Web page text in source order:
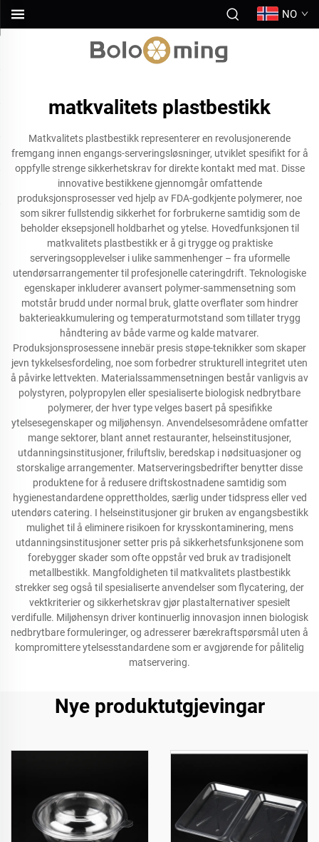
NO
matkvalitets plastbestikk
Matkvalitets plastbestikk representerer en revolusjonerende
fremgang innen engangs-serveringsløsninger, utviklet spesifikt for å
oppfylle strenge sikkerhetskrav for direkte kontakt med mat. Disse
innovative bestikkene gjennomgår omfattende
produksjonsprosesser ved hjelp av FDA-godkjente polymerer, noe
som sikrer fullstendig sikkerhet for forbrukerne samtidig som de
beholder eksepsjonell holdbarhet og ytelse. Hovedfunksjonen til
matkvalitets plastbestikk er å gi trygge og praktiske
serveringsopplevelser i ulike sammenhenger – fra uformelle
utendørsarrangementer til profesjonelle cateringdrift. Teknologiske
egenskaper inkluderer avansert polymer-sammensetning som
motstår brudd under normal bruk, glatte overflater som hindrer
bakterieakkumulering og temperaturmotstand som tillater trygg
håndtering av både varme og kalde matvarer.
Produksjonsprosessene innebär presis støpe-teknikker som skaper
jevn tykkelsesfordeling, noe som forbedrer strukturell integritet uten
å påvirke lettvekten. Materialssammensetningen består vanligvis av
polystyren, polypropylen eller spesialiserte biologisk nedbrytbare
polymerer, der hver type velges basert på spesifikke
ytelsesegenskaper og miljøhensyn. Anvendelsesområdene omfatter
mange sektorer, blant annet restauranter, helseinstitusjoner,
utdanningsinstitusjoner, friluftsliv, beredskap i nødsituasjoner og
storskalige arrangementer. Matserveringsbedrifter benytter disse
produktene for å redusere driftskostnadene samtidig som
hygienestandardene opprettholdes, særlig under tidspress eller ved
utendørs catering. I helseinstitusjoner gir bruken av engangsbestikk
mulighet til å eliminere risikoen for krysskontaminering, mens
utdanningsinstitusjoner setter pris på sikkerhetsfunksjonene som
forebygger skader som ofte oppstår ved bruk av tradisjonelt
metallbestikk. Mangfoldigheten til matkvalitets plastbestikk
strekker seg også til spesialiserte anvendelser som flycatering, der
vektkriterier og sikkerhetskrav gjør plastalternativer spesielt
verdifulle. Miljøhensyn driver kontinuerlig innovasjon innen biologisk
nedbrytbare formuleringer, og adresserer bærekraftspørsmål uten å
kompromittere ytelsesstandardene som er avgjørende for pålitelig
matservering.
Nye produktutgjevingar